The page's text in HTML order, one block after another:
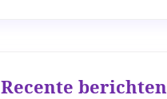
Recente berichten